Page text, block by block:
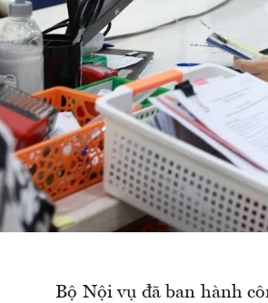
Bộ Nội vụ đã ban hành